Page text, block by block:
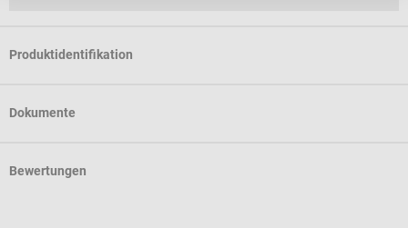
Produktidentifikation
Dokumente
Bewertungen